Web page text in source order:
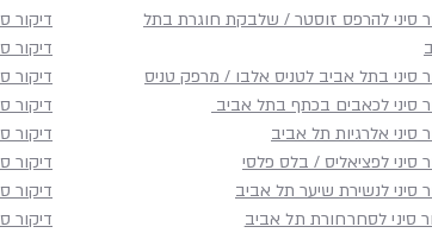
דיקור סיני לשיעול בתל אביב:
טיפול ממוקד לשיעול יבש,
טורדני ושיעול שמחמיר
דיקור
דיקור
דיקור
דיקור
דיקור
דיקור
דיקור
דיקור
סיני לסחרחורת תל אביב
סיני להרפס זוסטר / שלבקת חוגרת בתל
סיני בתל אביב לטניס אלבו / מרפק טניס
סיני לכאבים בכתף​ בתל אביב
סיני אלרגיות תל אביב
סיני לפציאליס / בלס פלסי
סיני לנשירת שיער תל אביב